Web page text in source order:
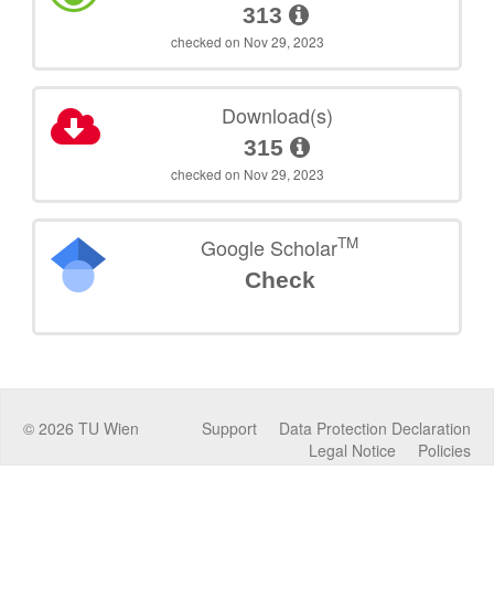
313
checked on Nov 29, 2023
Download(s)
315
checked on Nov 29, 2023
Google ScholarTM
Check
© 2026 TU Wien Data Protection Declaration
Support
Policies
Legal Notice